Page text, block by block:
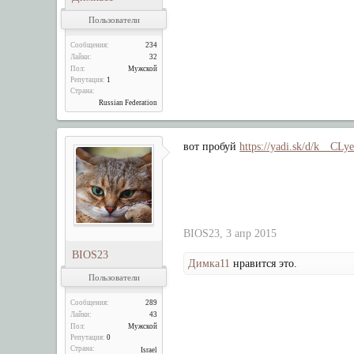
Пользователи
Сообщения:
234
Лайки:
32
Пол:
Мужской
Репутация: 1
Страна:
Russian Federation
BIOS23
Пользователи
Сообщения:
289
Лайки:
43
Пол:
Мужской
Репутация: 0
Страна:
Israel
вот пробуйhttps://yadi.sk/d/
BIOS23, 3 апр 2015
Димка11 нравится это.